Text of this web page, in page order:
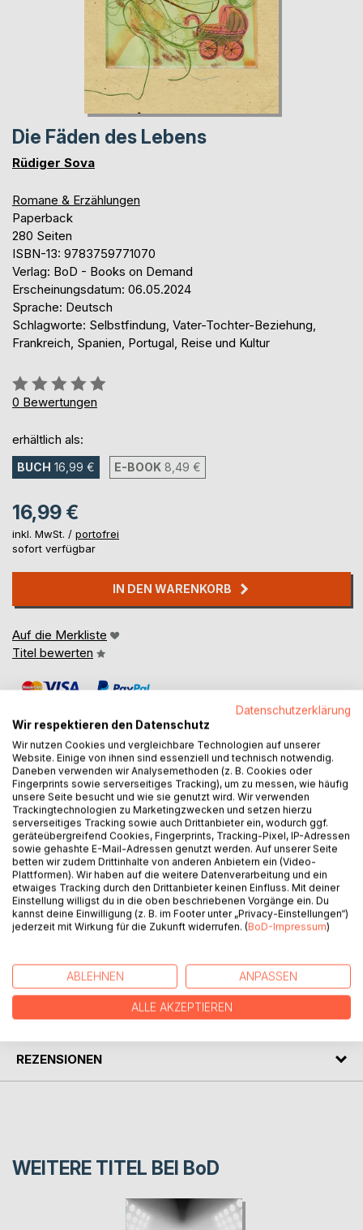
Die Fäden des Lebens
Rüdiger Sova
Romane & Erzählungen
Paperback
280 Seiten
ISBN-13: 9783759771070
Verlag: BoD - Books on Demand
Erscheinungsdatum: 06.05.2024
Sprache: Deutsch
Schlagworte: Selbstfindung, Vater-Tochter-Beziehung,
Frankreich, Spanien, Portugal, Reise und Kultur
Bewertung::
0%
0 Bewertungen
erhältlich als:
BUCH 16,99 € E-BOOK 8,49 €
16,99 €
inkl. MwSt. / portofrei
sofort verfügbar
IN DEN WARENKORB
Auf die Merkliste
Titel bewerten
BESCHREIBUNG
Alina verliert durch einen Autounfall ihren Mann und kurz
darauf auch ihr ungeborenes Kind. Weitere Kinder kann sie
nicht mehr bekommen. Deshalb steigert sie sich in einen
Wahn hinein, in dem sie sich als "Beschützerin" von Kindern
mit "schlechten Eltern" sieht". Alles scheint sich dramatisch
zu entwickeln, da erhält sie von ihrem Vater, zu dem sie
bislang kaum Kontakt hatte, ein unerwartetes Angebot.
AUTOR/IN
PRESSESTIMMEN
REZENSIONEN
WEITERE TITEL BEI BoD
Datenschutzerklärung
Wir respektieren den Datenschutz
Wir nutzen Cookies und vergleichbare Technologien auf unserer
Website. Einige von ihnen sind essenziell und technisch notwendig.
Daneben verwenden wir Analysemethoden (z. B. Cookies oder
Fingerprints sowie serverseitiges Tracking), um zu messen, wie häufig
unsere Seite besucht und wie sie genutzt wird. Wir verwenden
Trackingtechnologien zu Marketingzwecken und setzen hierzu
serverseitiges Tracking sowie auch Drittanbieter ein, wodurch ggf.
geräteübergreifend Cookies, Fingerprints, Tracking-Pixel, IP-Adressen
sowie gehashte E-Mail-Adressen genutzt werden. Auf unserer Seite
betten wir zudem Drittinhalte von anderen Anbietern ein (Video-
Plattformen). Wir haben auf die weitere Datenverarbeitung und ein
etwaiges Tracking durch den Drittanbieter keinen Einfluss. Mit deiner
Einstellung willigst du in die oben beschriebenen Vorgänge ein. Du
kannst deine Einwilligung (z. B. im Footer unter „Privacy-Einstellungen“)
jederzeit mit Wirkung für die Zukunft widerrufen. (BoD-Impressum)
ABLEHNEN ANPASSEN
ALLE AKZEPTIEREN